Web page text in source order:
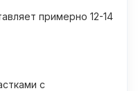
примерно 12-14
с